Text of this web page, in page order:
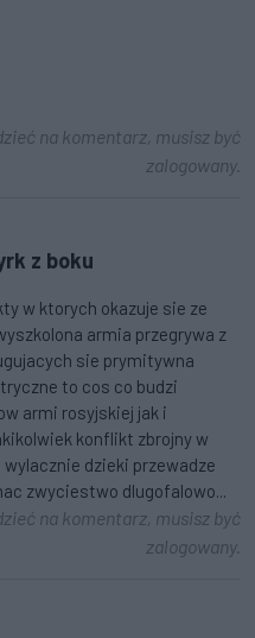
na komentarz, musisz być
zalogowany.
z boku
w ktorych okazuje sie ze
armia przegrywa z
sie prymitywna
to cos co budzi
armi rosyjskiej jak i
konflikt zbrojny w
dzieki przewadze
zwyciestwo dlugofalowo...
na komentarz, musisz być
zalogowany.